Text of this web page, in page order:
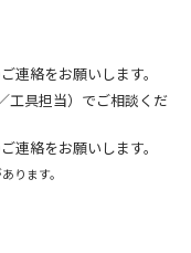
連絡をお願いします。
工具担当）でご相談くだ
連絡をお願いします。
ります。